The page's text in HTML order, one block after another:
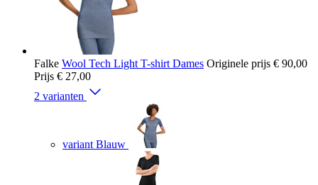
Falke Wool Tech Light T-shirt Dames Originele prijs € 90,00
Prijs € 27,00
2 varianten
variant Blauw